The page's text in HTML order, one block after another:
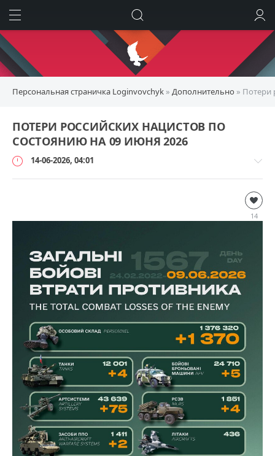
Персональная страничка Loginvovchyk » Дополнительно » Потери
ПОТЕРИ РОССИЙСКИХ НАЦИСТОВ ПО
СОСТОЯНИЮ НА 09 ИЮНЯ 2026
14-06-2026, 04:01
14